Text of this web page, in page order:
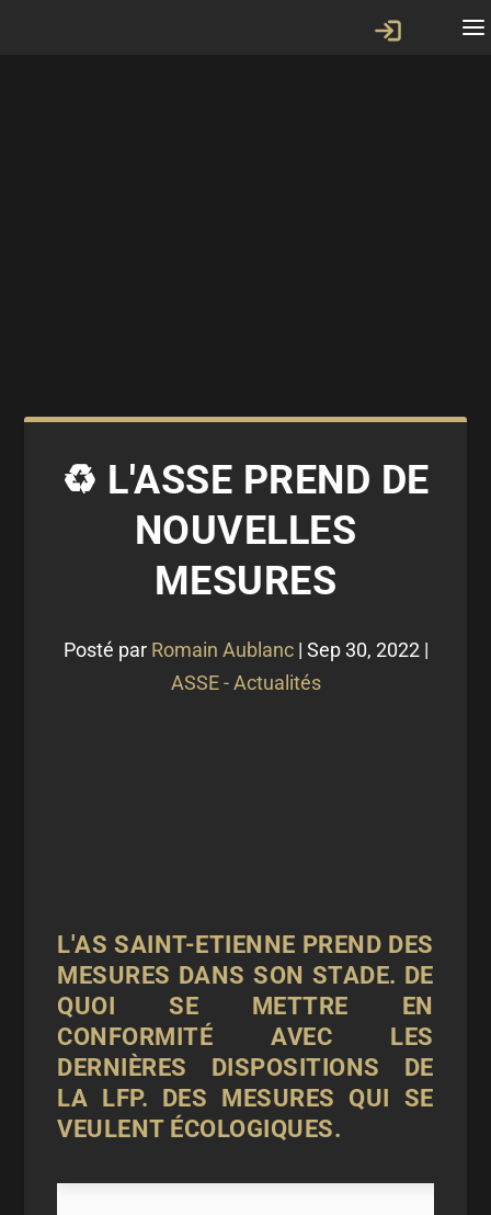
♻ L'ASSE PREND DE
NOUVELLES
MESURES
Posté par Romain Aublanc| Sep 30, 2022|
ASSE - Actualités
L'AS SAINT-ETIENNE PREND DES
MESURES DANS SON STADE. DE
QUOI SE METTRE EN
CONFORMITÉ AVEC LES
DERNIÈRES DISPOSITIONS DE
LA LFP. DES MESURES QUI SE
VEULENT ÉCOLOGIQUES.